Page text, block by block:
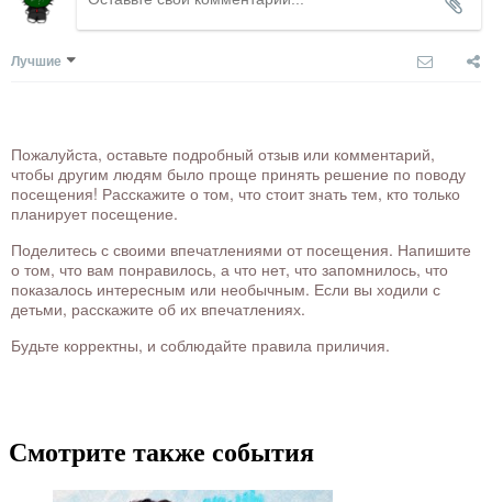
Лучшие
Пожалуйста, оставьте подробный отзыв или комментарий,
чтобы другим людям было проще принять решение по поводу
посещения! Расскажите о том, что стоит знать тем, кто только
планирует посещение.
Поделитесь с своими впечатлениями от посещения. Напишите
о том, что вам понравилось, а что нет, что запомнилось, что
показалось интересным или необычным. Если вы ходили с
детьми, расскажите об их впечатлениях.
Будьте корректны, и соблюдайте правила приличия.
Смотрите также события